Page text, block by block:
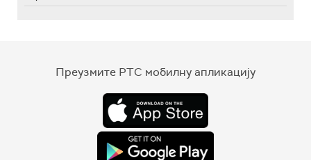
Преузмите РТС мобилну апликацију